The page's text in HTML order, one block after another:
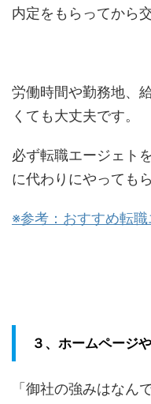
内定をもらってから
労働時間や勤務地、
くても大丈夫です。
必ず転職エージェト
に代わりにやっても
※参考：おすすめ転
３、ホームページ
「御社の強みはなん